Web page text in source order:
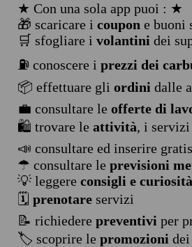
★ Con una sola app puoi : ★
🎁 scaricare i coupon e buoni
🛒 sfogliare i volantini dei
⛽ conoscere i prezzi dei
📦 effettuare gli ordini dalle
💼 consultare le offerte di
🛍️ trovare le attività, i
📣 consultare ed inserire
☂ consultare le previsioni
💡 leggere consigli e curiosità
🗓️ prenotareservizi
📝 richiedere preventivi per
🏷️ scoprire le promozioni